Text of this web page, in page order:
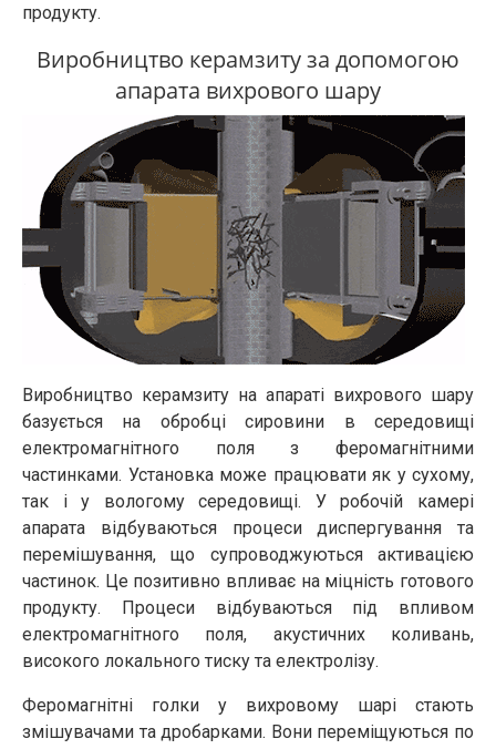
продукту.
Виробництво керамзиту за допомогою
апарата вихрового шару
Виробництво керамзиту на апараті вихрового шару
базується на обробці сировини в середовищі
електромагнітного поля з феромагнітними
частинками. Установка може працювати як у сухому,
так і у вологому середовищі. У робочій камері
апарата відбуваються процеси диспергування та
перемішування, що супроводжуються активацією
частинок. Це позитивно впливає на міцність готового
продукту. Процеси відбуваються під впливом
електромагнітного поля, акустичних коливань,
високого локального тиску та електролізу.
Феромагнітні голки у вихровому шарі стають
змішувачами та дробарками. Вони переміщуються по